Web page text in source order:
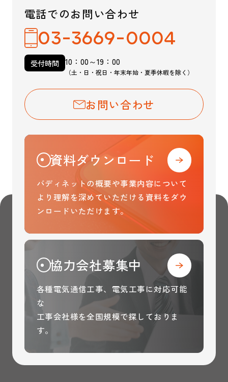
電話でのお問い合わせ
03-3669-0004
受付時間 10：00～19：00
（土・日・祝日・年末年始・夏季休暇を除く）
お問い合わせ
資料ダウンロード
バディネットの概要や事業内容について
より理解を深めていただける資料をダウ
ンロードいただけます。
協力会社募集中
各種電気通信工事、電気工事に対応可能
な
工事会社様を全国規模で探しておりま
す。